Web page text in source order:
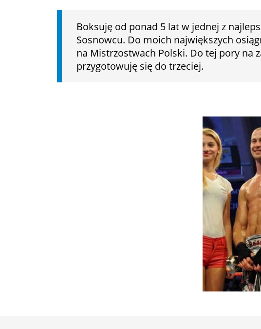
Boksuję od ponad 5 lat w jednej z
Sosnowcu. Do moich największych
na Mistrzostwach Polski. Do tej pory na
przygotowuję się do trzeciej.